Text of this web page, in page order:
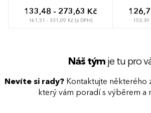
133,48 - 273,63 Kč
161,51 - 331,09 Kč (s DPH) 153,39
Náš týmje tu pro
Nevíte si rady? Kontaktujte některého
který vám poradí s výběrem a